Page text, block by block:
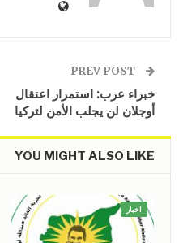
خبراء عرب: استمرار اعتقال
أوجلان لن يجلب الأمن لتركيا
YOU MIGHT ALSO LIKE
اخبار